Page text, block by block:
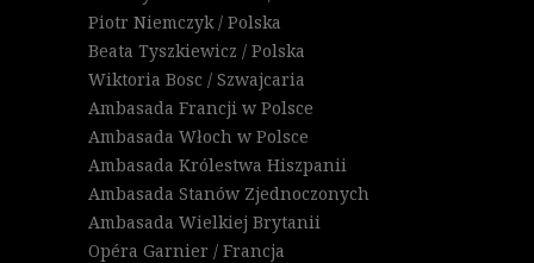
Piotr Niemczyk / Polska
Beata Tyszkiewicz / Polska
Wiktoria Bosc / Szwajcaria
Ambasada Francji w Polsce
Ambasada Włoch w Polsce
Ambasada Królestwa Hiszpanii
Ambasada Stanów Zjednoczonych
Ambasada Wielkiej Brytanii
Opéra Garnier / Francja